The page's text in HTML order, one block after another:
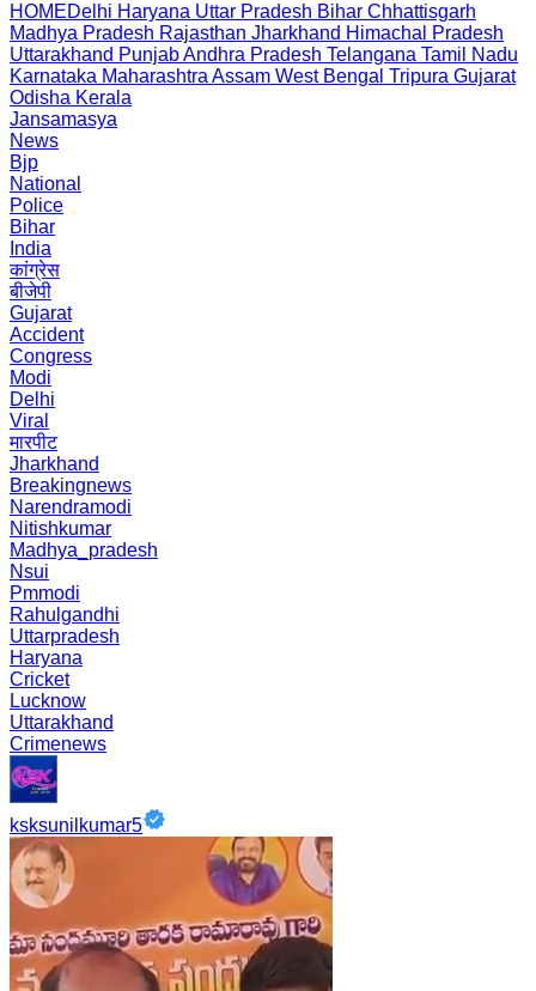
HOMEDelhi Haryana Uttar Pradesh Bihar Chhattisgarh
Madhya Pradesh Rajasthan Jharkhand Himachal Pradesh
Uttarakhand PunjabAndhra Pradesh Telangana Tamil Nadu
Karnataka Maharashtra Assam West Bengal Tripura Gujarat
Odisha Kerala
Jansamasya
News
Bjp
National
Police
Bihar
India
कांग्रेस
बीजेपी
Gujarat
Accident
Congress
Modi
Delhi
Viral
मारपीट
Jharkhand
Breakingnews
Narendramodi
Nitishkumar
Madhya_pradesh
Nsui
Pmmodi
Rahulgandhi
Uttarpradesh
Haryana
Cricket
Lucknow
Uttarakhand
Crimenews
ksksunilkumar5